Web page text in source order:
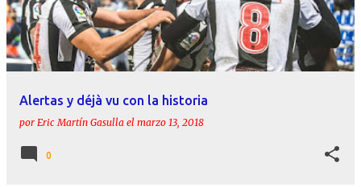
Alertas y déjà vu con la historia
por Eric Martín Gasulla el marzo 13, 2018
0